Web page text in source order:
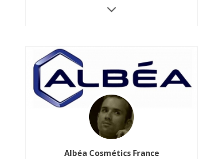
Albéa Cosmétics France